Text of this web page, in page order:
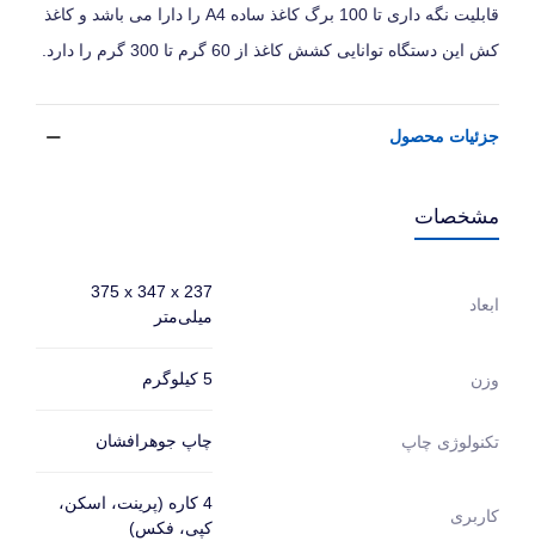
قابلیت نگه داری تا 100 برگ کاغذ ساده A4 را دارا می باشد و کاغذ
کش این دستگاه توانایی کشش کاغذ از 60 گرم تا 300 گرم را دارد.
جزئیات محصول
مشخصات
ابعاد
375‎ x 347 x 237
میلی‌متر
وزن 5 کیلوگرم
تکنولوژی چاپ چاپ جوهرافشان
کاربری
4 کاره (پرینت، اسکن،
کپی، فکس)